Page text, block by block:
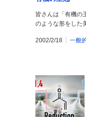
皆さんは「有機の
のような形をした
2002/2/18 一般